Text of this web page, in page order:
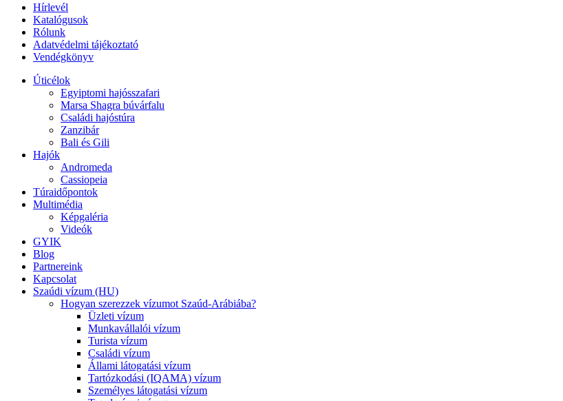
Hírlevél
Katalógusok
Rólunk
Adatvédelmi tájékoztató
Vendégkönyv
Úticélok
Egyiptomi hajósszafari
Marsa Shagra búvárfalu
Családi hajóstúra
Zanzibár
Bali és Gili
Hajók
Andromeda
Cassiopeia
Túraidőpontok
Multimédia
Képgaléria
Videók
GYIK
Blog
Partnereink
Kapcsolat
Szaúdi vízum (HU)
Hogyan szerezzek vízumot Szaúd-Arábiába?
Üzleti vízum
Munkavállalói vízum
Turista vízum
Családi vízum
Állami látogatási vízum
Tartózkodási (IQAMA) vízum
Személyes látogatási vízum